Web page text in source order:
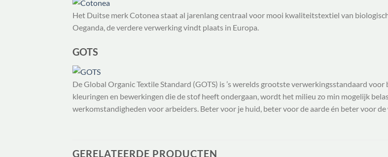
Het Duitse merk Cotonea staat al jarenlang centraal voor mooi kwaliteitstextiel van
Oeganda, de verdere verwerking vindt plaats in Europa.
GOTS
De Global Organic Textile Standard (GOTS) is ’s werelds grootste verwerkingsstandaard
kleuringen en bewerkingen die de stof heeft ondergaan, wordt het milieu zo min mogelijk
werkomstandigheden voor arbeiders. Beter voor je huid, beter voor de aarde én beter voor de
GERELATEERDE PRODUCTEN